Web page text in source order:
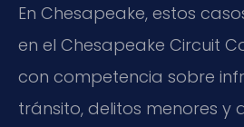
En Chesapeake, estos
en el Chesapeake Circuit
con competencia sobre
tránsito, delitos menores y